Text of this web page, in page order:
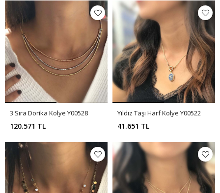
3 Sıra Dorika Kolye Y00528
120.571 TL
Yıldız Taşı Harf Kolye Y00522
41.651 TL